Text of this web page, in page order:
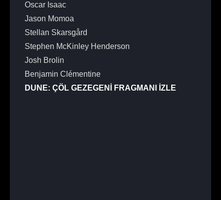
Oscar Isaac
Jason Momoa
Stellan Skarsgård
Stephen McKinley Henderson
Josh Brolin
Benjamin Clémentine
DUNE: ÇÖL GEZEGENİ FRAGMANI İZLE